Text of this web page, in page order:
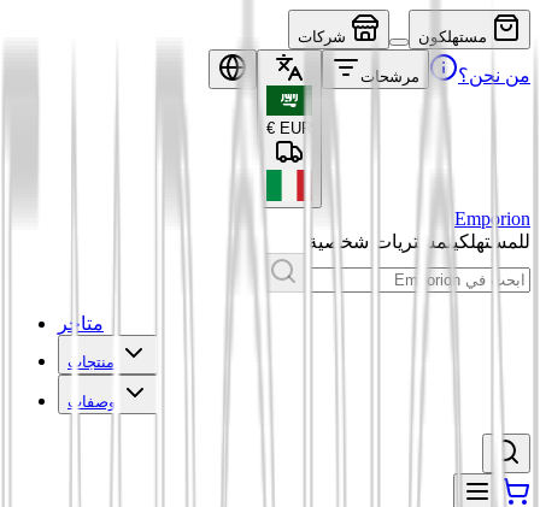
مستهلكون شركات
من نحن؟ مرشحات
EUR
€
Emporion
للمستهلكينمشتريات شخصية
متاجر
منتجات
وصفات